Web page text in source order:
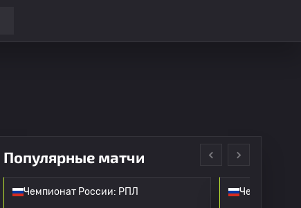
Популярные матчи
Чемпионат России: РПЛ
Чемпионат